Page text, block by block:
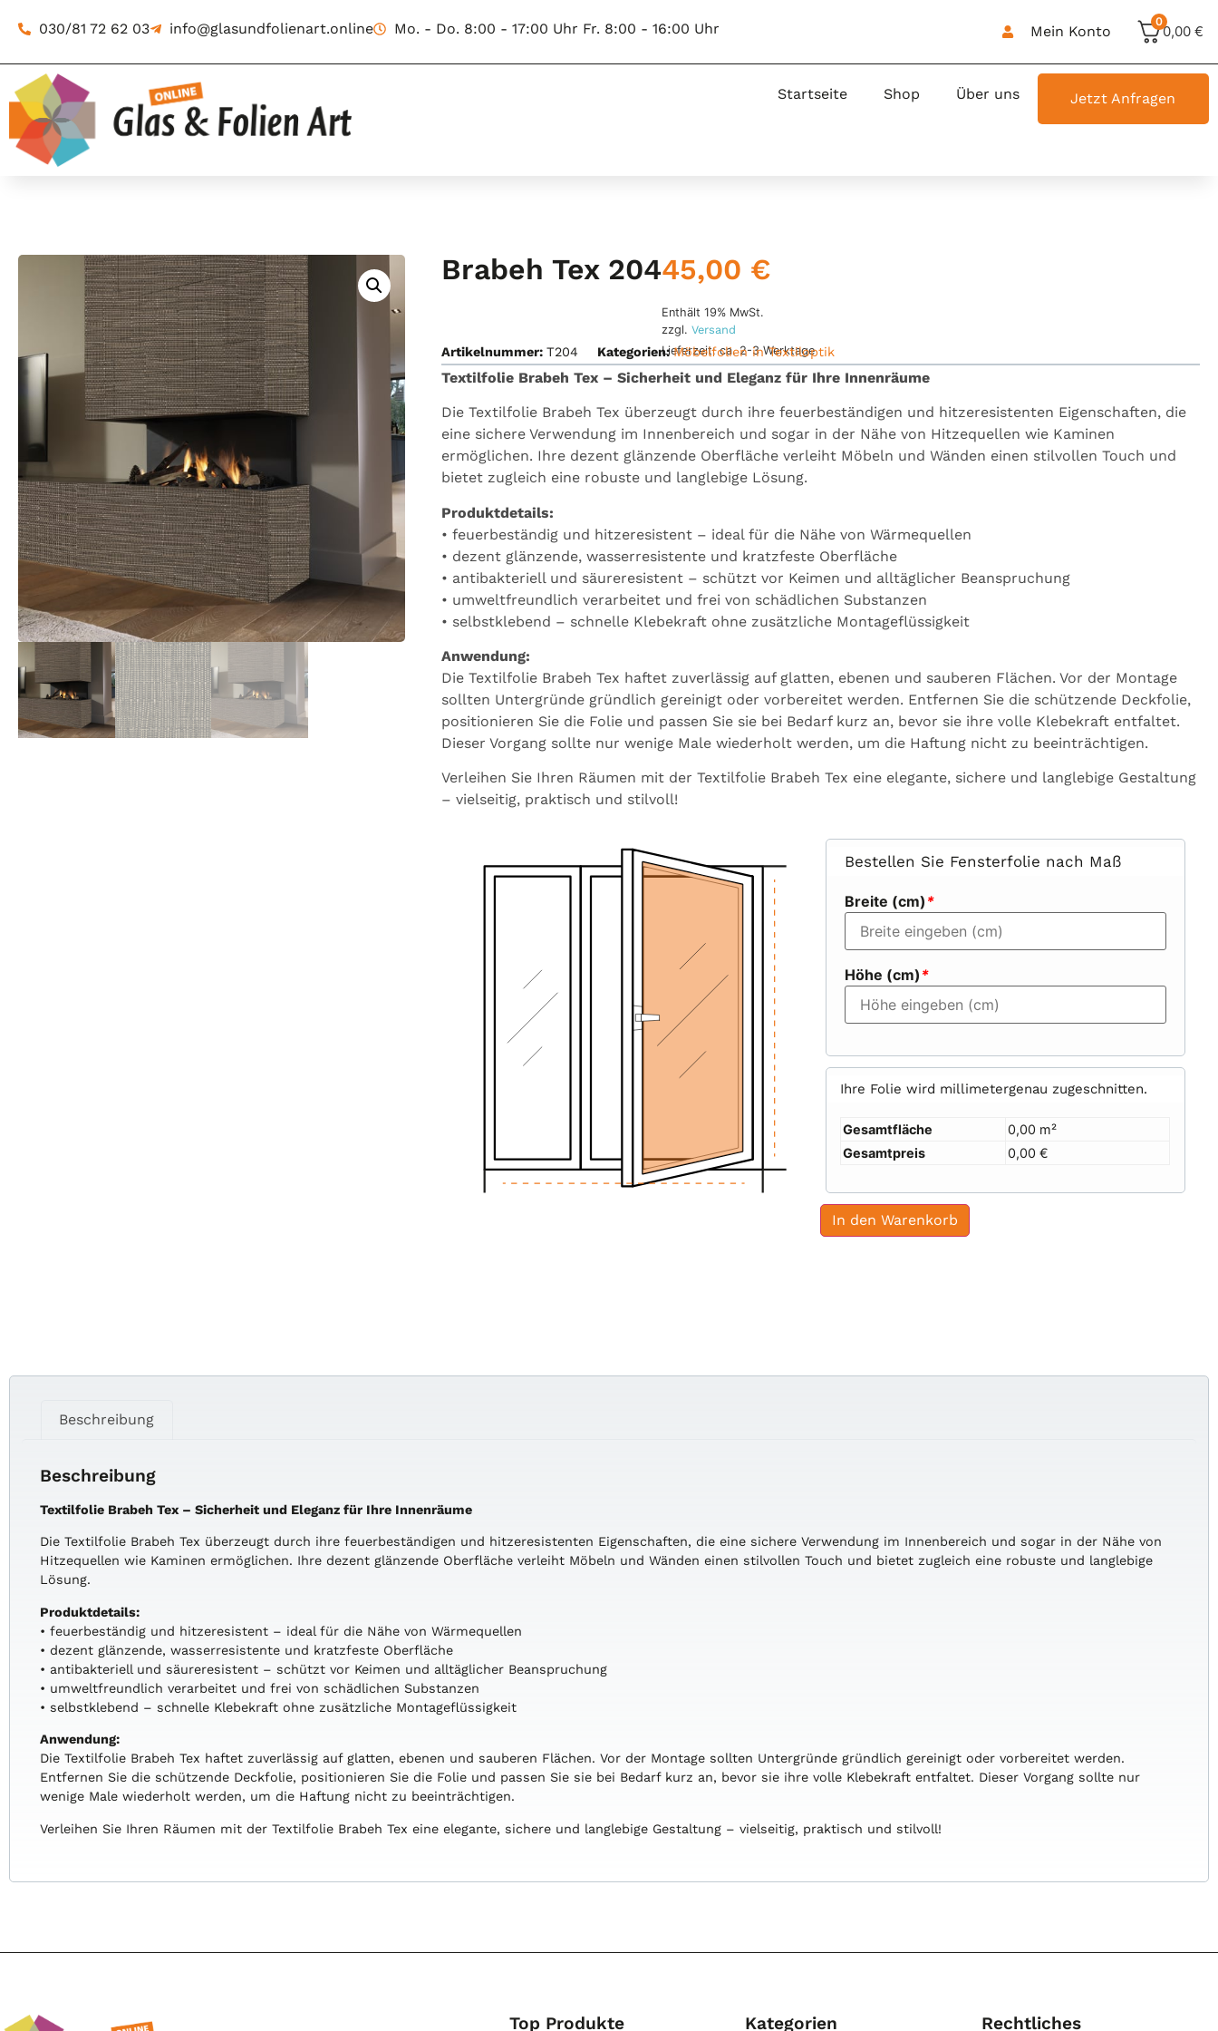
030/81 72 62 03 info@glasundfolienart.online Mo. - Do. 8:00 - 17:00 Uhr Fr. 8:00 - 16:00 Uhr Mein Konto
0
0,00€
Startseite Shop Über uns Jetzt Anfragen
Brabeh Tex 20445,00 €
Enthält 19% MwSt.
zzgl. Versand
Lieferzeit: ca. 2-3 Werktage
Artikelnummer: T204 Kategorien:Möbelfolien in Textiloptik
Textilfolie Brabeh Tex – Sicherheit und Eleganz für Ihre Innenräume
Die Textilfolie Brabeh Tex überzeugt durch ihre feuerbeständigen und hitzeresistenten Eigenschaften, die
eine sichere Verwendung im Innenbereich und sogar in der Nähe von Hitzequellen wie Kaminen
ermöglichen. Ihre dezent glänzende Oberfläche verleiht Möbeln und Wänden einen stilvollen Touch und
bietet zugleich eine robuste und langlebige Lösung.
Produktdetails:
• feuerbeständig und hitzeresistent – ideal für die Nähe von Wärmequellen
• dezent glänzende, wasserresistente und kratzfeste Oberfläche
• antibakteriell und säureresistent – schützt vor Keimen und alltäglicher Beanspruchung
• umweltfreundlich verarbeitet und frei von schädlichen Substanzen
• selbstklebend – schnelle Klebekraft ohne zusätzliche Montageflüssigkeit
Anwendung:
Die Textilfolie Brabeh Tex haftet zuverlässig auf glatten, ebenen und sauberen Flächen. Vor der Montage
sollten Untergründe gründlich gereinigt oder vorbereitet werden. Entfernen Sie die schützende Deckfolie,
positionieren Sie die Folie und passen Sie sie bei Bedarf kurz an, bevor sie ihre volle Klebekraft entfaltet.
Dieser Vorgang sollte nur wenige Male wiederholt werden, um die Haftung nicht zu beeinträchtigen.
Verleihen Sie Ihren Räumen mit der Textilfolie Brabeh Tex eine elegante, sichere und langlebige Gestaltung
– vielseitig, praktisch und stilvoll!
Bestellen Sie Fensterfolie nach Maß
Breite (cm) *
Höhe (cm) *
Ihre Folie wird millimetergenau zugeschnitten.
Gesamtfläche
0,00 m²
Gesamtpreis
0,00 €
In den Warenkorb
Beschreibung
Beschreibung
Textilfolie Brabeh Tex – Sicherheit und Eleganz für Ihre Innenräume
Die Textilfolie Brabeh Tex überzeugt durch ihre feuerbeständigen und hitzeresistenten Eigenschaften, die eine sichere Verwendung im Innenbereich und sogar in der Nähe von
Hitzequellen wie Kaminen ermöglichen. Ihre dezent glänzende Oberfläche verleiht Möbeln und Wänden einen stilvollen Touch und bietet zugleich eine robuste und langlebige
Lösung.
Produktdetails:
• feuerbeständig und hitzeresistent – ideal für die Nähe von Wärmequellen
• dezent glänzende, wasserresistente und kratzfeste Oberfläche
• antibakteriell und säureresistent – schützt vor Keimen und alltäglicher Beanspruchung
• umweltfreundlich verarbeitet und frei von schädlichen Substanzen
• selbstklebend – schnelle Klebekraft ohne zusätzliche Montageflüssigkeit
Anwendung:
Die Textilfolie Brabeh Tex haftet zuverlässig auf glatten, ebenen und sauberen Flächen. Vor der Montage sollten Untergründe gründlich gereinigt oder vorbereitet werden.
Entfernen Sie die schützende Deckfolie, positionieren Sie die Folie und passen Sie sie bei Bedarf kurz an, bevor sie ihre volle Klebekraft entfaltet. Dieser Vorgang sollte nur
wenige Male wiederholt werden, um die Haftung nicht zu beeinträchtigen.
Verleihen Sie Ihren Räumen mit der Textilfolie Brabeh Tex eine elegante, sichere und langlebige Gestaltung – vielseitig, praktisch und stilvoll!
Top Produkte Kategorien Rechtliches